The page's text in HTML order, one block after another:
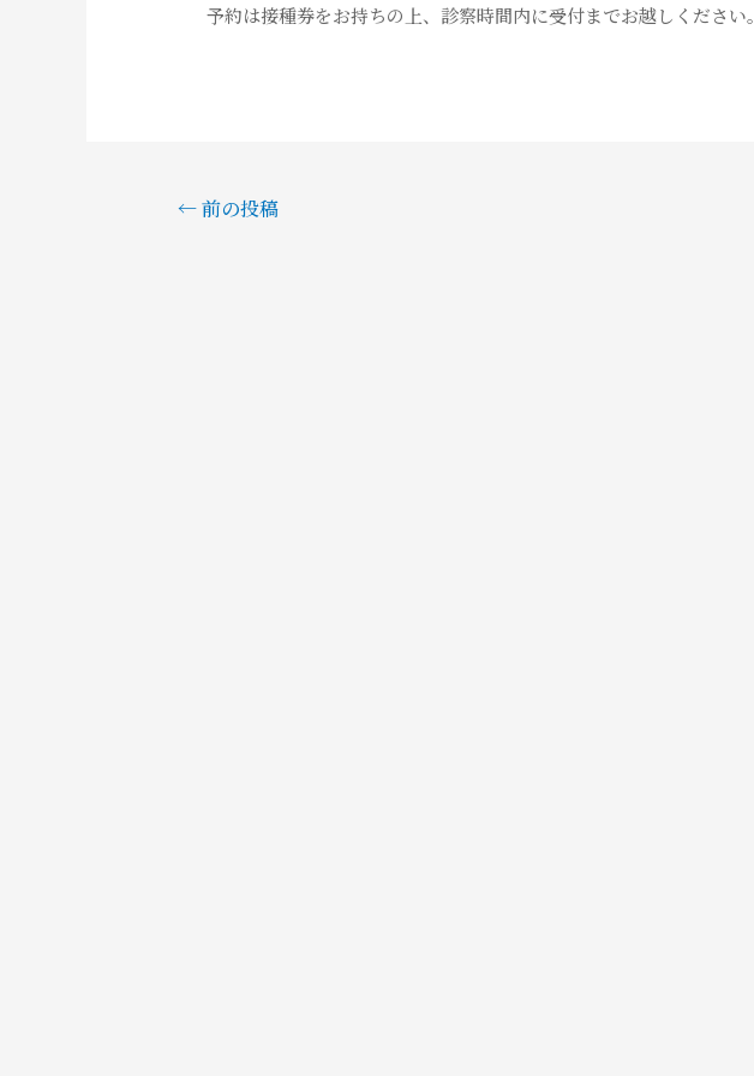
予約は接種券をお持ちの上、診察時間内に受付までお越しください。
投←前の投稿